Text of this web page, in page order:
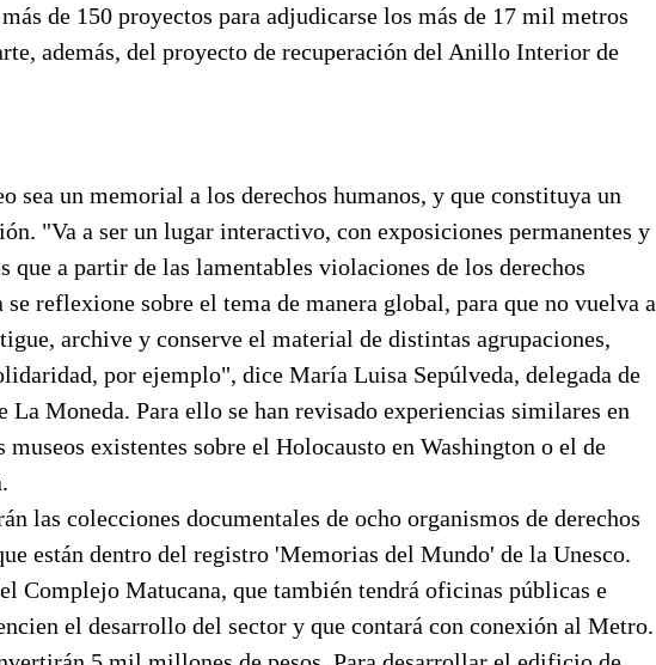
de 150 proyectos para adjudicarse los más de 17 mil metros
además, del proyecto de recuperación del Anillo Interior de
sea un memorial a los derechos humanos, y que constituya un
"Va a ser un lugar interactivo, con exposiciones permanentes y
que a partir de las lamentables violaciones de los derechos
se reflexione sobre el tema de manera global, para que no vuelva a
archive y conserve el material de distintas agrupaciones,
por ejemplo", dice María Luisa Sepúlveda, delegada de
La Moneda. Para ello se han revisado experiencias similares en
museos existentes sobre el Holocausto en Washington o el de
las colecciones documentales de ocho organismos de derechos
están dentro del registro 'Memorias del Mundo' de la Unesco.
Complejo Matucana, que también tendrá oficinas públicas e
el desarrollo del sector y que contará con conexión al Metro.